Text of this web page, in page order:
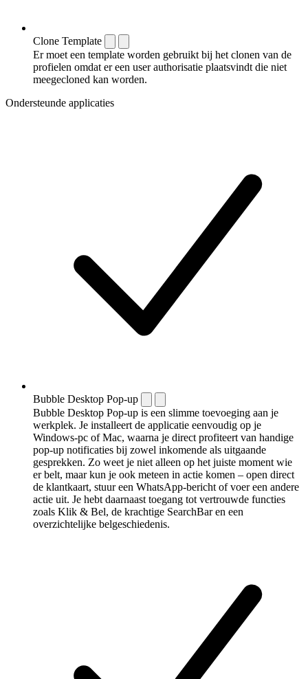
Clone Template
Er moet een template worden gebruikt bij het clonen van de
profielen omdat er een user authorisatie plaatsvindt die niet
meegecloned kan worden.
Ondersteunde applicaties
Bubble Desktop Pop-up
Bubble Desktop Pop-up is een slimme toevoeging aan je
werkplek. Je installeert de applicatie eenvoudig op je
Windows-pc of Mac, waarna je direct profiteert van handige
pop-up notificaties bij zowel inkomende als uitgaande
gesprekken. Zo weet je niet alleen op het juiste moment wie
er belt, maar kun je ook meteen in actie komen – open direct
de klantkaart, stuur een WhatsApp-bericht of voer een andere
actie uit. Je hebt daarnaast toegang tot vertrouwde functies
zoals Klik & Bel, de krachtige SearchBar en een
overzichtelijke belgeschiedenis.